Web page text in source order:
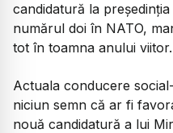
candidatură la
numărul doi în NATO,
tot în toamna anului viitor.
Actuala conducere
niciun semn că ar fi
nouă candidatură a lui